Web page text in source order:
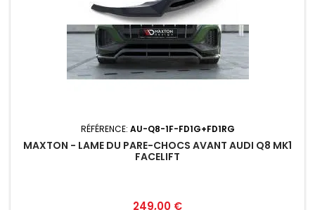
RÉFÉRENCE: AU-Q8-1F-FD1G+FD1RG
MAXTON - LAME DU PARE-CHOCS AVANT AUDI Q8 MK1
FACELIFT
Prix
249,00 €